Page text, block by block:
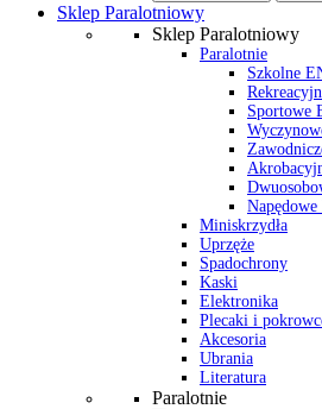
Sklep Paralotniowy
Sklep Paralotniowy
Paralotnie
Szkolne
Sportowe
Miniskrzydła
Uprzęże
Spadochrony
Kaski
Elektronika
Plecaki i
Akcesoria
Ubrania
Literatura
Paralotnie